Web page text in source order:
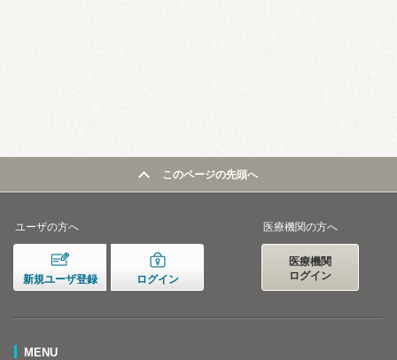
このページの先頭へ
ユーザの方へ
新規ユーザ登録 ログイン
医療機関の方へ
医療機関
ログイン
MENU